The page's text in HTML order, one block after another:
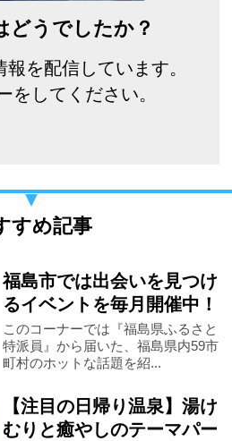
どうでしたか？
を配信しています。
をしてください。
すめ記事
福島市では出会いを見つけ
るイベントを毎月開催中！
このコーナーでは『福島県ふるさと
特派員』から届いた、福島県内59市
町村のホットな話題を紹...
【注目の日帰り温泉】湯け
むりと癒やしのテーマパー